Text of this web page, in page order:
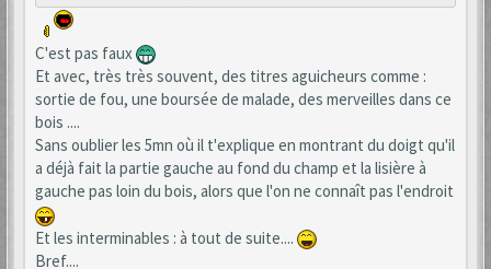
C'est pas faux
Et avec, très très souvent, des titres aguicheurs comme :
sortie de fou, une boursée de malade, des merveilles dans ce
bois ....
Sans oublier les 5mn où il t'explique en montrant du doigt qu'il
a déjà fait la partie gauche au fond du champ et la lisière à
gauche pas loin du bois, alors que l'on ne connaît pas l'endroit
Et les interminables : à tout de suite....
Bref....